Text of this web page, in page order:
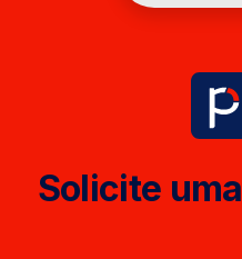
Solicite uma